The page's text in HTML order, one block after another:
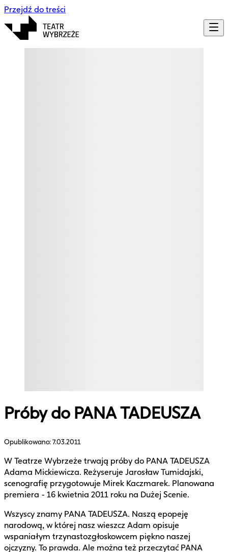
Przejdź do treści
Próby do PANA TADEUSZA
Opublikowano:7.03.2011
W Teatrze Wybrzeże trwają próby do PANA TADEUSZA
Adama Mickiewicza. Reżyseruje Jarosław Tumidajski,
scenografię przygotowuje Mirek Kaczmarek. Planowana
premiera - 16 kwietnia 2011 roku na Dużej Scenie.
Wszyscy znamy PANA TADEUSZA. Naszą epopeję
narodową, w której nasz wieszcz Adam opisuje
wspaniałym trzynastozgłoskowcem piękno naszej
ojczyzny. To prawda. Ale można też przeczytać PANA